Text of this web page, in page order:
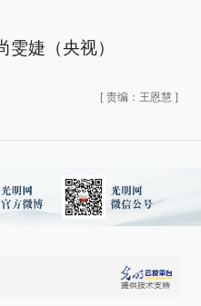
婕（央视）
[ 责编：王恩慧 ]